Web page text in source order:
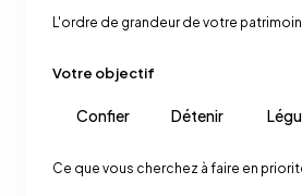
L'ordre de grandeur de votre
Votre objectif
Confier Détenir
Ce que vous cherchez à faire en